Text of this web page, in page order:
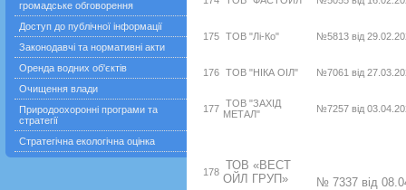
громадське обговорення
Доступ до публічної інформації
Законодавчі та нормативні акти
Оренда водних об'єктів
Очищення влади
Природоохоронні програми та
стратегії
Стратегічна екологічна оцінка
175 ТОВ "Лі-Ко" №5813 від
176 ТОВ "НІКА ОІЛ" №7061 від
177 ТОВ "ЗАХІД
МЕТАЛ"
№7257 від
178 ТОВ «ВЕСТ
ОЙЛ ГРУП» № 7337 від